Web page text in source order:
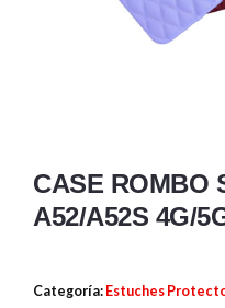
CASE ROMBO
A52/A52S 4G/
Categoría: Estuches